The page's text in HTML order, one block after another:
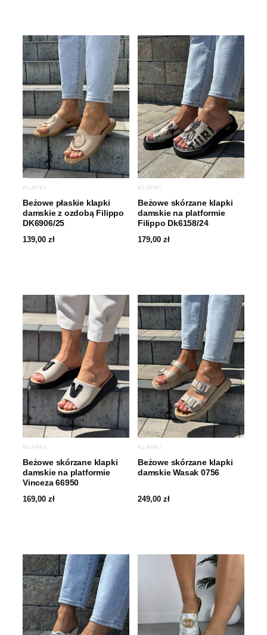
KLAPKI
Beżowe płaskie klapki
damskie z ozdobą Filippo
DK6906/25
139,00 zł
KLAPKI
Beżowe skórzane klapki
damskie na platformie
Filippo Dk6158/24
179,00 zł
KLAPKI
Beżowe skórzane klapki
damskie na platformie
Vinceza 66950
169,00 zł
KLAPKI
Beżowe skórzane klapki
damskie Wasak 0756
249,00 zł